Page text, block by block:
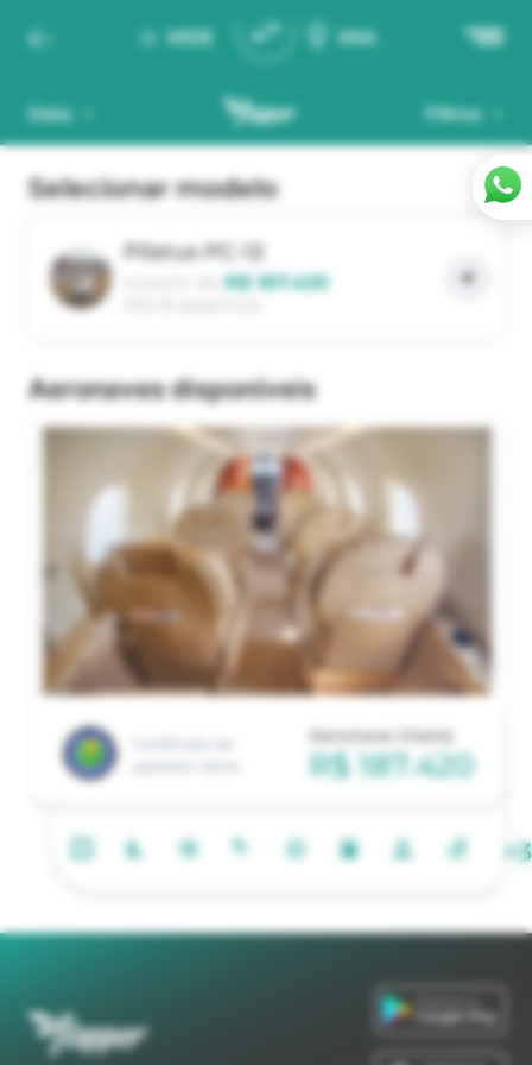
MDE MIA
Data Filtros
Selecionar modelo
Pilatus PC-12
R$ 187.420
aeronaves disponíveis
Aeronave inteira
R$ 187.420
+3
Google Play